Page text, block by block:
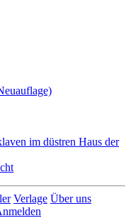
im düstren Haus der
Verlage Über uns